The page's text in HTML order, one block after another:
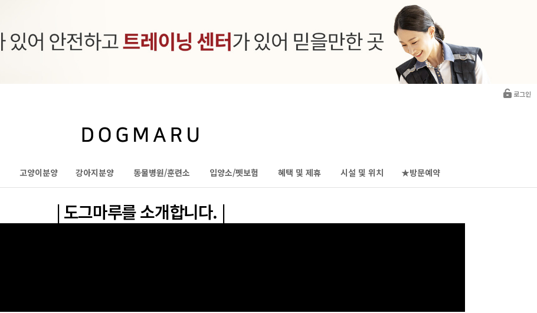
로그인
고양이분양 강아지분양 동물병원/훈련소 입양소/펫보험 혜택 및 제휴 시설 및 위치 ★방문예약
| 도그마루를 소개합니다. |